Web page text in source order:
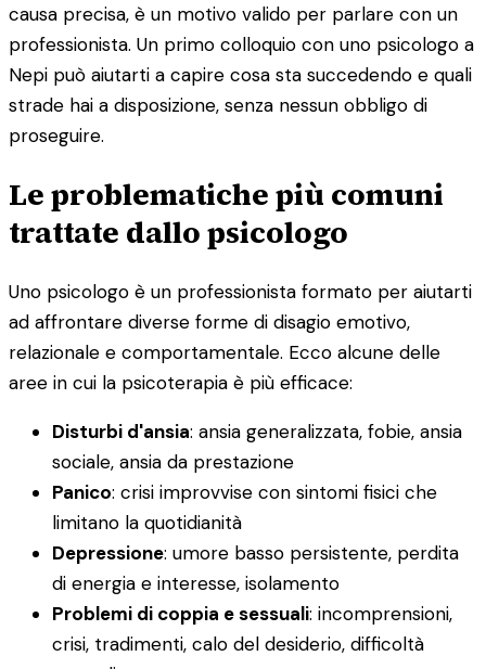
causa precisa, è un motivo valido per parlare con un
professionista. Un primo colloquio con uno psicologo a
Nepi può aiutarti a capire cosa sta succedendo e quali
strade hai a disposizione, senza nessun obbligo di
proseguire.
Le problematiche più comuni
trattate dallo psicologo
Uno psicologo è un professionista formato per aiutarti
ad affrontare diverse forme di disagio emotivo,
relazionale e comportamentale. Ecco alcune delle
aree in cui la psicoterapia è più efficace:
Disturbi d'ansia: ansia generalizzata, fobie, ansia
sociale, ansia da prestazione
Panico: crisi improvvise con sintomi fisici che
limitano la quotidianità
Depressione: umore basso persistente, perdita
di energia e interesse, isolamento
Problemi di coppia e sessuali: incomprensioni,
crisi, tradimenti, calo del desiderio, difficoltà